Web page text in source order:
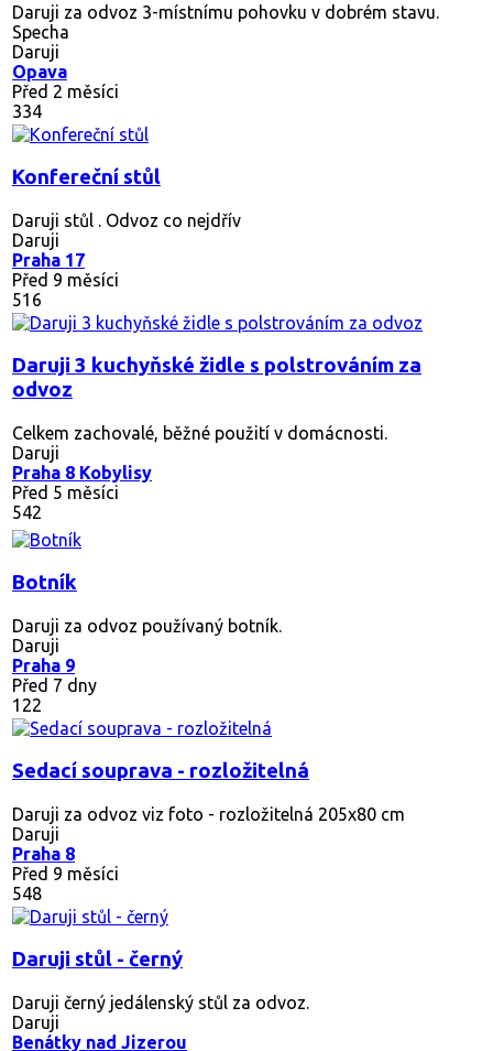
Daruji za odvoz 3-místnímu pohovku v dobrém stavu.
Specha
Daruji
Opava
Před 2 měsíci
334
Konfereční stůl
Daruji stůl . Odvoz co nejdřív
Daruji
Praha 17
Před 9 měsíci
516
Daruji 3 kuchyňské židle s polstrováním za
odvoz
Celkem zachovalé, běžné použití v domácnosti.
Daruji
Praha 8 Kobylisy
Před 5 měsíci
542
Botník
Daruji za odvoz používaný botník.
Daruji
Praha 9
Před 7 dny
122
Sedací souprava - rozložitelná
Daruji za odvoz viz foto - rozložitelná 205x80 cm
Daruji
Praha 8
Před 9 měsíci
548
Daruji stůl - černý
Daruji černý jedálenský stůl za odvoz.
Daruji
Benátky nad Jizerou